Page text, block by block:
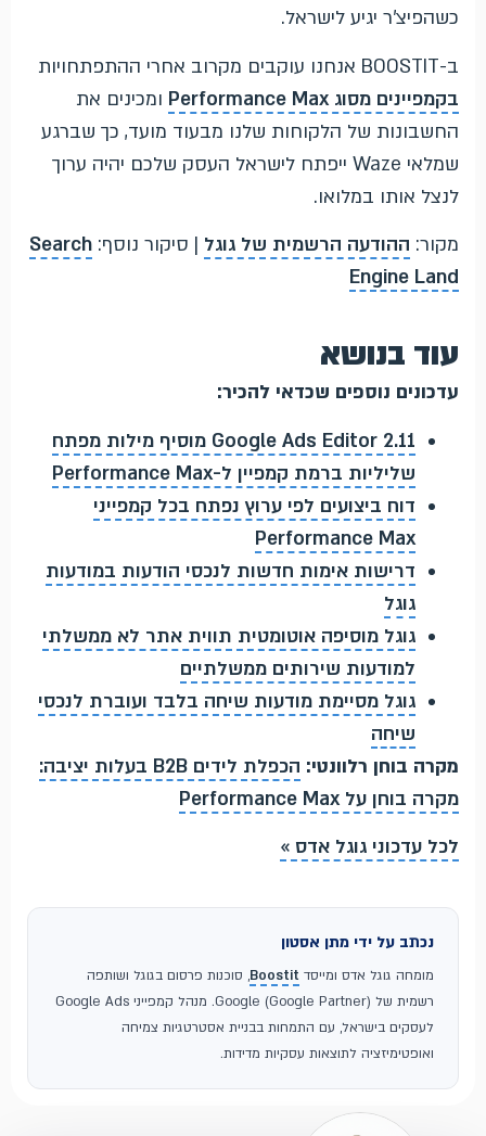
כשהפיצ'ר יגיע לישראל.
ב-BOOSTIT אנחנו עוקבים מקרוב אחרי ההתפתחויות
בקמפיינים מסוג Performance Max
ומכינים את
החשבונות של הלקוחות שלנו מבעוד מועד, כך שברגע
שמלאי Waze ייפתח לישראל העסק שלכם יהיה ערוך
לנצל אותו במלואו.
מקור: ההודעה הרשמית של גוגל | סיקור נוסף: Search
Engine Land
עוד בנושא
עדכונים נוספים שכדאי להכיר:
Google Ads Editor 2.11 מוסיף מילות מפתח
שליליות ברמת קמפיין ל-Performance Max
דוח ביצועים לפי ערוץ נפתח בכל קמפייני
Performance Max
דרישות אימות חדשות לנכסי הודעות במודעות
גוגל
גוגל מוסיפה אוטומטית תווית אתר לא ממשלתי
למודעות שירותים ממשלתיים
גוגל מסיימת מודעות שיחה בלבד ועוברת לנכסי
שיחה
מקרה בוחן רלוונטי:
הכפלת לידים B2B בעלות יציבה:
מקרה בוחן על Performance Max
לכל עדכוני גוגל אדס »
נכתב על ידי מתן אסטון
מומחה גוגל אדס ומייסד Boostit, סוכנות פרסום בגוגל ושותפה
רשמית של Google (Google Partner). מנהל קמפייני Google Ads
לעסקים בישראל, עם התמחות בבניית אסטרטגיות צמיחה
ואופטימיזציה לתוצאות עסקיות מדידות.